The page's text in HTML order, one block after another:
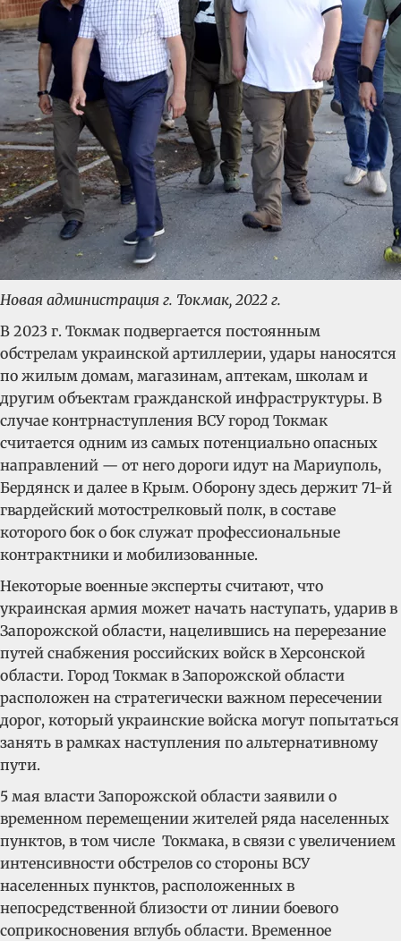
Новая администрация г. Токмак, 2022 г.
В 2023 г. Токмак подвергается постоянным
обстрелам украинской артиллерии, удары наносятся
по жилым домам, магазинам, аптекам, школам и
другим объектам гражданской инфраструктуры. В
случае контрнаступления ВСУ город Токмак
считается одним из самых потенциально опасных
направлений — от него дороги идут на Мариуполь,
Бердянск и далее в Крым. Оборону здесь держит 71-й
гвардейский мотострелковый полк, в составе
которого бок о бок служат профессиональные
контрактники и мобилизованные.
Некоторые военные эксперты считают, что
украинская армия может начать наступать, ударив в
Запорожской области, нацелившись на перерезание
путей снабжения российских войск в Херсонской
области. Город Токмак в Запорожской области
расположен на стратегически важном пересечении
дорог, который украинские войска могут попытаться
занять в рамках наступления по альтернативному
пути.
5 мая власти Запорожской области заявили о
временном перемещении жителей ряда населенных
пунктов, в том числе Токмака, в связи с увеличением
интенсивности обстрелов со стороны ВСУ
населенных пунктов, расположенных в
непосредственной близости от линии боевого
соприкосновения вглубь области. Временное